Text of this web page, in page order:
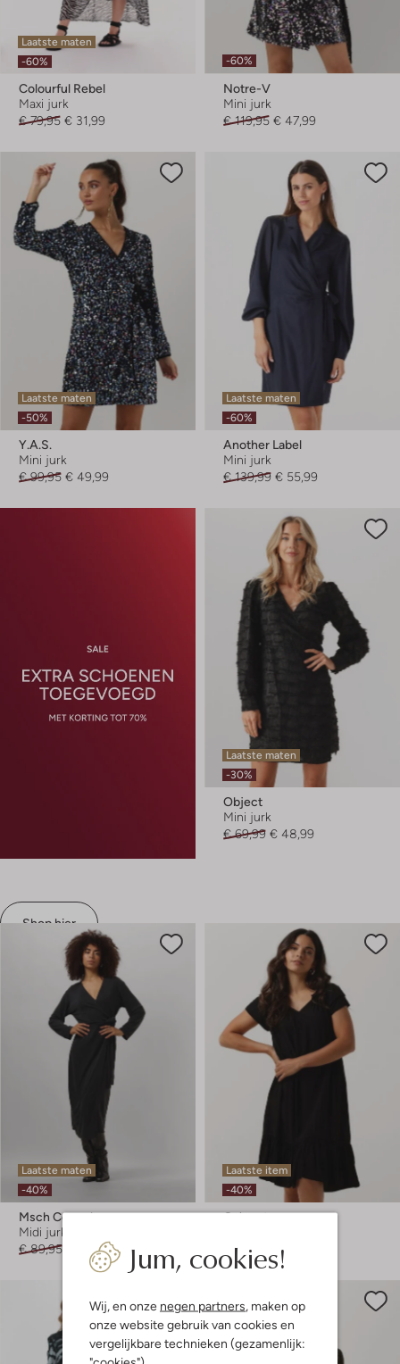
Jum, cookies!
Wij, en onze negen partners , maken op
onze website gebruik van cookies en
vergelijkbare technieken (gezamenlijk:
Laatste maten
-60%
Colourful Rebel
Maxi jurk
€ 79,95 € 31,99
-60%
Notre-V
Mini jurk
€ 119,95 € 47,99
Laatste maten
-50%
Y.a.s.
Mini jurk
€ 99,95 € 49,99
Laatste maten
-60%
Another Label
Mini jurk
€ 139,99 € 55,99
Shop hier
Laatste maten
-30%
Object
Mini jurk
€ 69,99 € 48,99
Laatste maten
-40%
Msch Copenhagen
Midi jurk
€ 89,95
€ 53,99
Laatste item
-40%
Co'couture
€ 89,99
€ 53,99